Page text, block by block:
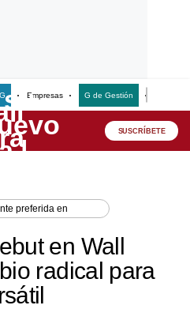
Empresas G de Gestión
SUSCRÍBETE
preferida en
en Wall
radical para